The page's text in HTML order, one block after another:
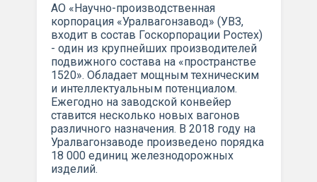
АО «Научно-производственная
корпорация «Уралвагонзавод» (УВЗ,
входит в состав Госкорпорации Ростех)
- один из крупнейших производителей
подвижного состава на «пространстве
1520». Обладает мощным техническим
и интеллектуальным потенциалом.
Ежегодно на заводской конвейер
ставится несколько новых вагонов
различного назначения. В 2018 году на
Уралвагонзаводе произведено порядка
18 000 единиц железнодорожных
изделий.